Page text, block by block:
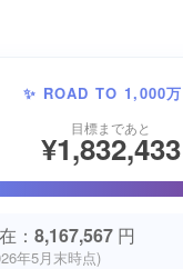
✨ ROAD TO 1,000
目標まであと
¥1,832,433
： 8,167,567 円
年5月末時点)